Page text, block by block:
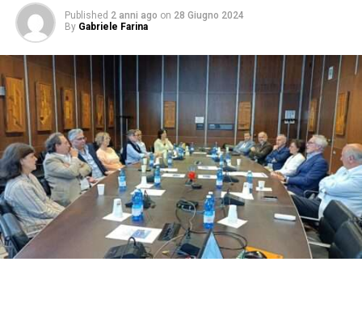
Published 2 anni ago on 28 Giugno 2024
By Gabriele Farina